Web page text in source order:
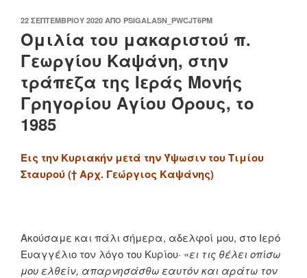
ΔΗΜΟΣΙΕΎΤΗΚΕ
ΣΤΙΣ
22 ΣΕΠΤΕΜΒΡΊΟΥ 2020 ΑΠΌ PSIGALASN_PWCJT6PM
Ομιλία του μακαριστού π.
Γεωργίου Καψάνη, στην
τράπεζα της Ιεράς Μονής
Γρηγορίου Αγίου Όρους, το
1985
Εις την Κυριακήν μετά την Ύψωσιν του Τιμίου
Σταυρού († Αρχ. Γεώργιος Καψάνης)
Ακούσαμε και πάλι σήμερα, αδελφοί μου, στο Ιερό
Ευαγγέλιο τον λόγο του Κυρίου· «ει τις θέλει οπίσω
μου ελθείν, απαρνησάσθω εαυτόν και αράτω τον